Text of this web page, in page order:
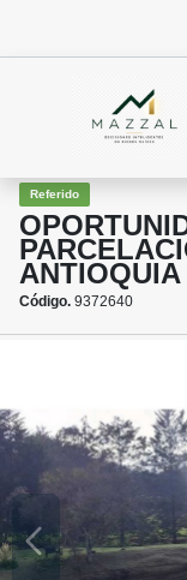
Referido
ANTIOQUIA
Código. 9372640